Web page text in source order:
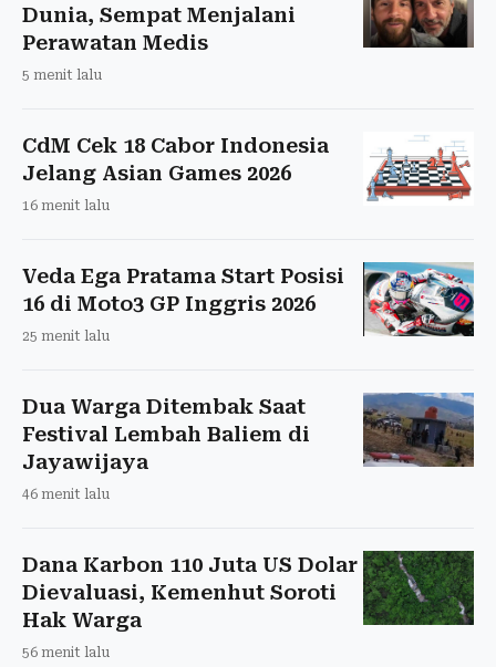
Dunia, Sempat Menjalani
Perawatan Medis
5 menit lalu
CdM Cek 18 Cabor Indonesia
Jelang Asian Games 2026
16 menit lalu
Veda Ega Pratama Start Posisi
16 di Moto3 GP Inggris 2026
25 menit lalu
Dua Warga Ditembak Saat
Festival Lembah Baliem di
Jayawijaya
46 menit lalu
Dana Karbon 110 Juta US Dolar
Dievaluasi, Kemenhut Soroti
Hak Warga
56 menit lalu